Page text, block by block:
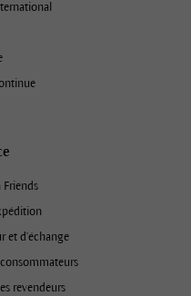
Friends
et d'échange
revendeurs